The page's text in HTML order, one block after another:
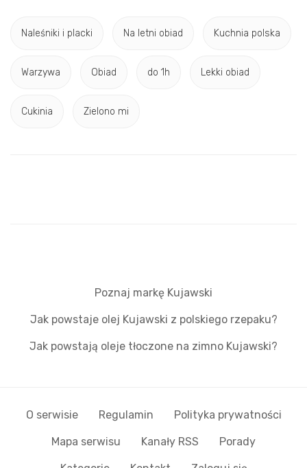
Naleśniki i placki Na letni obiad Kuchnia polska
Warzywa Obiad do 1h Lekki obiad
Cukinia Zielono mi
Poznaj markę Kujawski
Jak powstaje olej Kujawski z polskiego rzepaku?
Jak powstają oleje tłoczone na zimno Kujawski?
O serwisie Regulamin Polityka prywatności
Mapa serwisu Kanały RSS Porady